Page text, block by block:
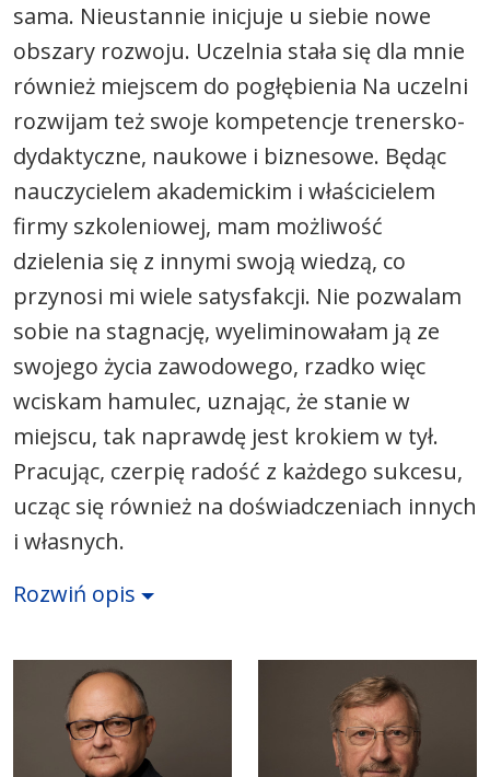
sama. Nieustannie inicjuje u siebie nowe
obszary rozwoju. Uczelnia stała się dla mnie
również miejscem do pogłębienia Na uczelni
rozwijam też swoje kompetencje trenersko-
dydaktyczne, naukowe i biznesowe. Będąc
nauczycielem akademickim i właścicielem
firmy szkoleniowej, mam możliwość
dzielenia się z innymi swoją wiedzą, co
przynosi mi wiele satysfakcji. Nie pozwalam
sobie na stagnację, wyeliminowałam ją ze
swojego życia zawodowego, rzadko więc
wciskam hamulec, uznając, że stanie w
miejscu, tak naprawdę jest krokiem w tył.
Pracując, czerpię radość z każdego sukcesu,
ucząc się również na doświadczeniach innych
i własnych.
Rozwiń opis